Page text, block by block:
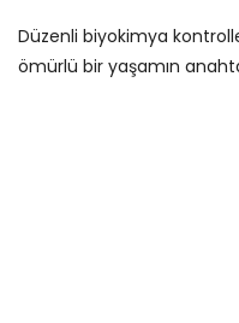
Düzenli biyokimya
ömürlü bir yaşamın